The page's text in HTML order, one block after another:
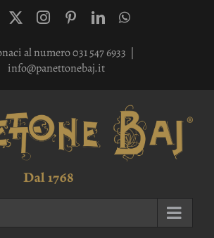
X InstagramPinterestLinkedInWhatsApp
al numero 031 547 6933 |
info@panettonebaj.it